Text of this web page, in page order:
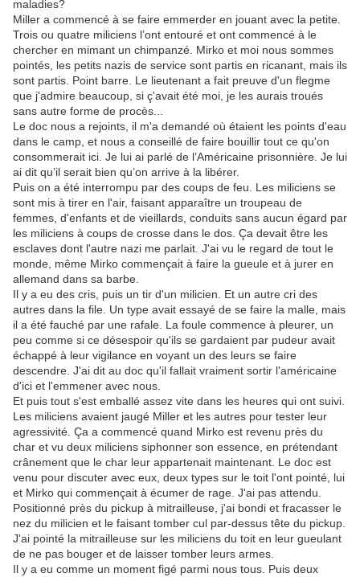
maladies?
Miller a commencé à se faire emmerder en jouant avec la petite.
Trois ou quatre miliciens l’ont entouré et ont commencé à le
chercher en mimant un chimpanzé. Mirko et moi nous sommes
pointés, les petits nazis de service sont partis en ricanant, mais ils
sont partis. Point barre. Le lieutenant a fait preuve d'un flegme
que j'admire beaucoup, si ç'avait été moi, je les aurais troués
sans autre forme de procès...
Le doc nous a rejoints, il m'a demandé où étaient les points d'eau
dans le camp, et nous a conseillé de faire bouillir tout ce qu'on
consommerait ici. Je lui ai parlé de l’Américaine prisonnière. Je lui
ai dit qu’il serait bien qu’on arrive à la libérer.
Puis on a été interrompu par des coups de feu. Les miliciens se
sont mis à tirer en l'air, faisant apparaître un troupeau de
femmes, d'enfants et de vieillards, conduits sans aucun égard par
les miliciens à coups de crosse dans le dos. Ça devait être les
esclaves dont l'autre nazi me parlait. J'ai vu le regard de tout le
monde, même Mirko commençait à faire la gueule et à jurer en
allemand dans sa barbe.
Il y a eu des cris, puis un tir d'un milicien. Et un autre cri des
autres dans la file. Un type avait essayé de se faire la malle, mais
il a été fauché par une rafale. La foule commence à pleurer, un
peu comme si ce désespoir qu'ils se gardaient par pudeur avait
échappé à leur vigilance en voyant un des leurs se faire
descendre. J'ai dit au doc qu'il fallait vraiment sortir l'américaine
d'ici et l'emmener avec nous.
Et puis tout s'est emballé assez vite dans les heures qui ont suivi.
Les miliciens avaient jaugé Miller et les autres pour tester leur
agressivité. Ça a commencé quand Mirko est revenu près du
char et vu deux miliciens siphonner son essence, en prétendant
crânement que le char leur appartenait maintenant. Le doc est
venu pour discuter avec eux, deux types sur le toit l'ont pointé, lui
et Mirko qui commençait à écumer de rage. J'ai pas attendu.
Positionné près du pickup à mitrailleuse, j'ai bondi et fracasser le
nez du milicien et le faisant tomber cul par-dessus tête du pickup.
J'ai pointé la mitrailleuse sur les miliciens du toit en leur gueulant
de ne pas bouger et de laisser tomber leurs armes.
Il y a eu comme un moment figé parmi nous tous. Puis deux